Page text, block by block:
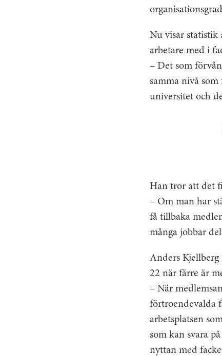
Nu visar statistik
arbetare med i
– Det som
samma nivå
universitet och
Han tror att det
– Om man har
få tillbaka
många jobbar
Anders Kjellberg
22 när färre är
– När
förtroendevalda
arbetsplatsen
som kan svara
nyttan med